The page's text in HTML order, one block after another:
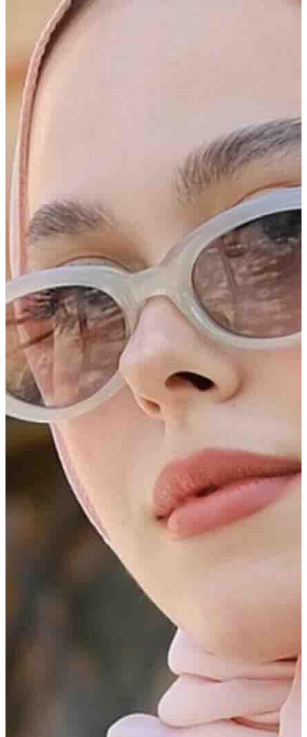
Tarzın için zarif dokunuş
Yeni sezon kreasyonu ile sizlerle